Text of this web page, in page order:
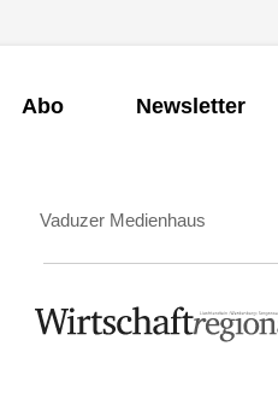
Abo Newsletter
Vaduzer Medienhaus